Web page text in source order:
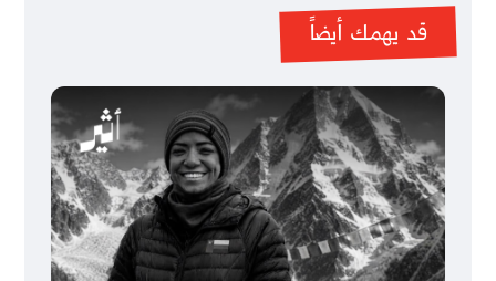
قد يهمك أيضاً